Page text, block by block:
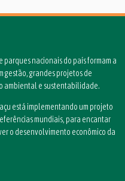
parques nacionais do país formam a
gestão, grandes projetos de
ambiental e sustentabilidade.
está implementando um projeto
mundiais, para encantar
o desenvolvimento econômico da